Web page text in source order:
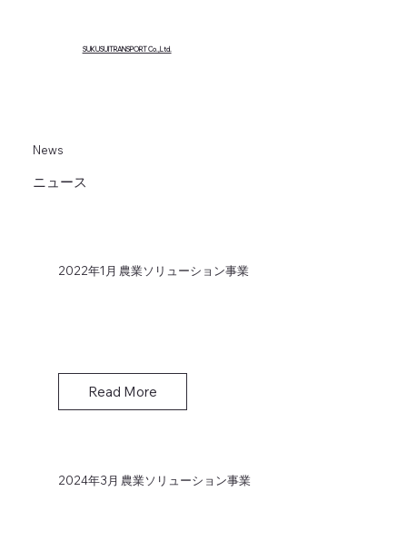
SUKUSUITRANSPORT Co.,Ltd.
News
ニュース
2022年1月 農業ソリューション事業
Read More
2024年3月 農業ソリューション事業